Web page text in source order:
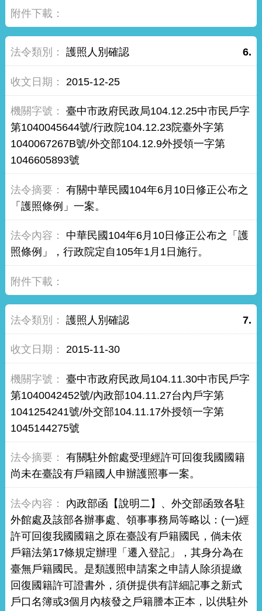
6.
護照人別確認
2015-12-25
臺中市政府民政局104.12.25中市民戶字
第1040045644號/行政院104.12.23院臺外字第
1040067267B號/外交部104.12.9外授領一字第
1046605893號
有關中華民國104年6月10日修正公布之
「護照條例」一案。
中華民國104年6月10日修正公布之「護
照條例」，行政院定自105年1月1日施行。
7.
護照人別確認
2015-11-30
臺中市政府民政局104.11.30中市民戶字
第1040042452號/內政部104.11.27台內戶字第
1041254241號/外交部104.11.17外授領一字第
1045144275號
有關駐外館處受理經許可回復我國國籍
尚未在臺設有戶籍國人申辦護照事一案。
內政部函【說明二】、外交部函致各駐
外館處及該部各辦事處、領事事務局等略以：(一)經
許可回復我國國籍之原在臺設有戶籍國民，倘未依
戶籍法第17條規定辦理「遷入登記」，其身分為在
臺無戶籍國民。是類護照申請案之申請人除須提繳
回復國籍許可證書外，須併提供有詳細記事之新式
戶口名簿或3個月內核發之戶籍謄本正本，以供駐外